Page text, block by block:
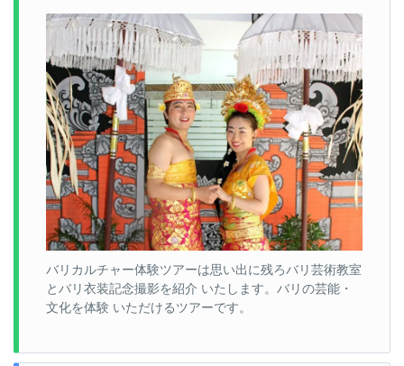
バリカルチャー体験ツアーは思い出に残ろバリ芸術教室
とバリ衣装記念撮影を紹介 いたします。バリの芸能・
文化を体験 いただけるツアーです。